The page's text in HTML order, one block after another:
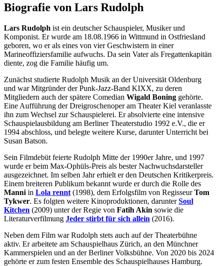
Biografie von Lars Rudolph
Lars Rudolph ist ein deutscher Schauspieler, Musiker und
Komponist. Er wurde am 18.08.1966 in Wittmund in Ostfriesland
geboren, wo er als eines von vier Geschwistern in einer
Marineoffiziersfamilie aufwuchs. Da sein Vater als Fregattenkapitän
diente, zog die Familie häufig um.
Zunächst studierte Rudolph Musik an der Universität Oldenburg
und war Mitgründer der Punk-Jazz-Band KIXX, zu deren
Mitgliedern auch der spätere Comedian Wigald Boning gehörte.
Eine Aufführung der Dreigroschenoper am Theater Kiel veranlasste
ihn zum Wechsel zur Schauspielerei. Er absolvierte eine intensive
Schauspielausbildung am Berliner Theaterstudio 1992 e.V., die er
1994 abschloss, und belegte weitere Kurse, darunter Unterricht bei
Susan Batson.
Sein Filmdebüt feierte Rudolph Mitte der 1990er Jahre, und 1997
wurde er beim Max-Ophüls-Preis als bester Nachwuchsdarsteller
ausgezeichnet. Im selben Jahr erhielt er den Deutschen Kritikerpreis.
Einem breiteren Publikum bekannt wurde er durch die Rolle des
Manni in Lola rennt (1998), dem Erfolgsfilm von RegisseurTom
Tykwer. Es folgten weitere Kinoproduktionen, darunterSoul
Kitchen (2009) unter der Regie von Fatih Akin sowie die
Literaturverfilmung Jeder stirbt für sich allein (2016).
Neben dem Film war Rudolph stets auch auf der Theaterbühne
aktiv. Er arbeitete am Schauspielhaus Zürich, an den Münchner
Kammerspielen und an der Berliner Volksbühne. Von 2020 bis 2024
gehörte er zum festen Ensemble des Schauspielhauses Hamburg.